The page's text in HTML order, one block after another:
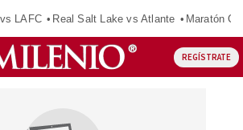
LAFC Real Salt Lake vs Atlante Maratón
REGÍSTRATE